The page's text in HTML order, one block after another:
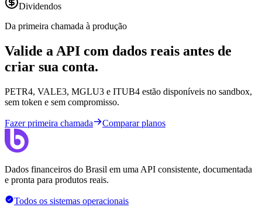
Dividendos
Da primeira chamada à produção
Valide a API com dados reais antes de
criar sua conta.
PETR4, VALE3, MGLU3 e ITUB4 estão disponíveis no sandbox,
sem token e sem compromisso.
Fazer primeira chamada Comparar planos
Dados financeiros do Brasil em uma API consistente, documentada
e pronta para produtos reais.
Todos os sistemas operacionais